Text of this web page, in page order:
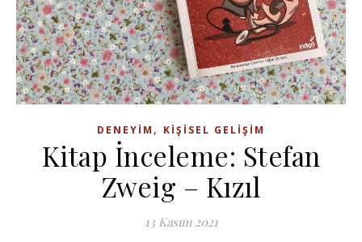
DENEYIM , KIŞISEL GELIŞIM
Kitap İnceleme: Stefan
Zweig – Kızıl
13 Kasım 2021